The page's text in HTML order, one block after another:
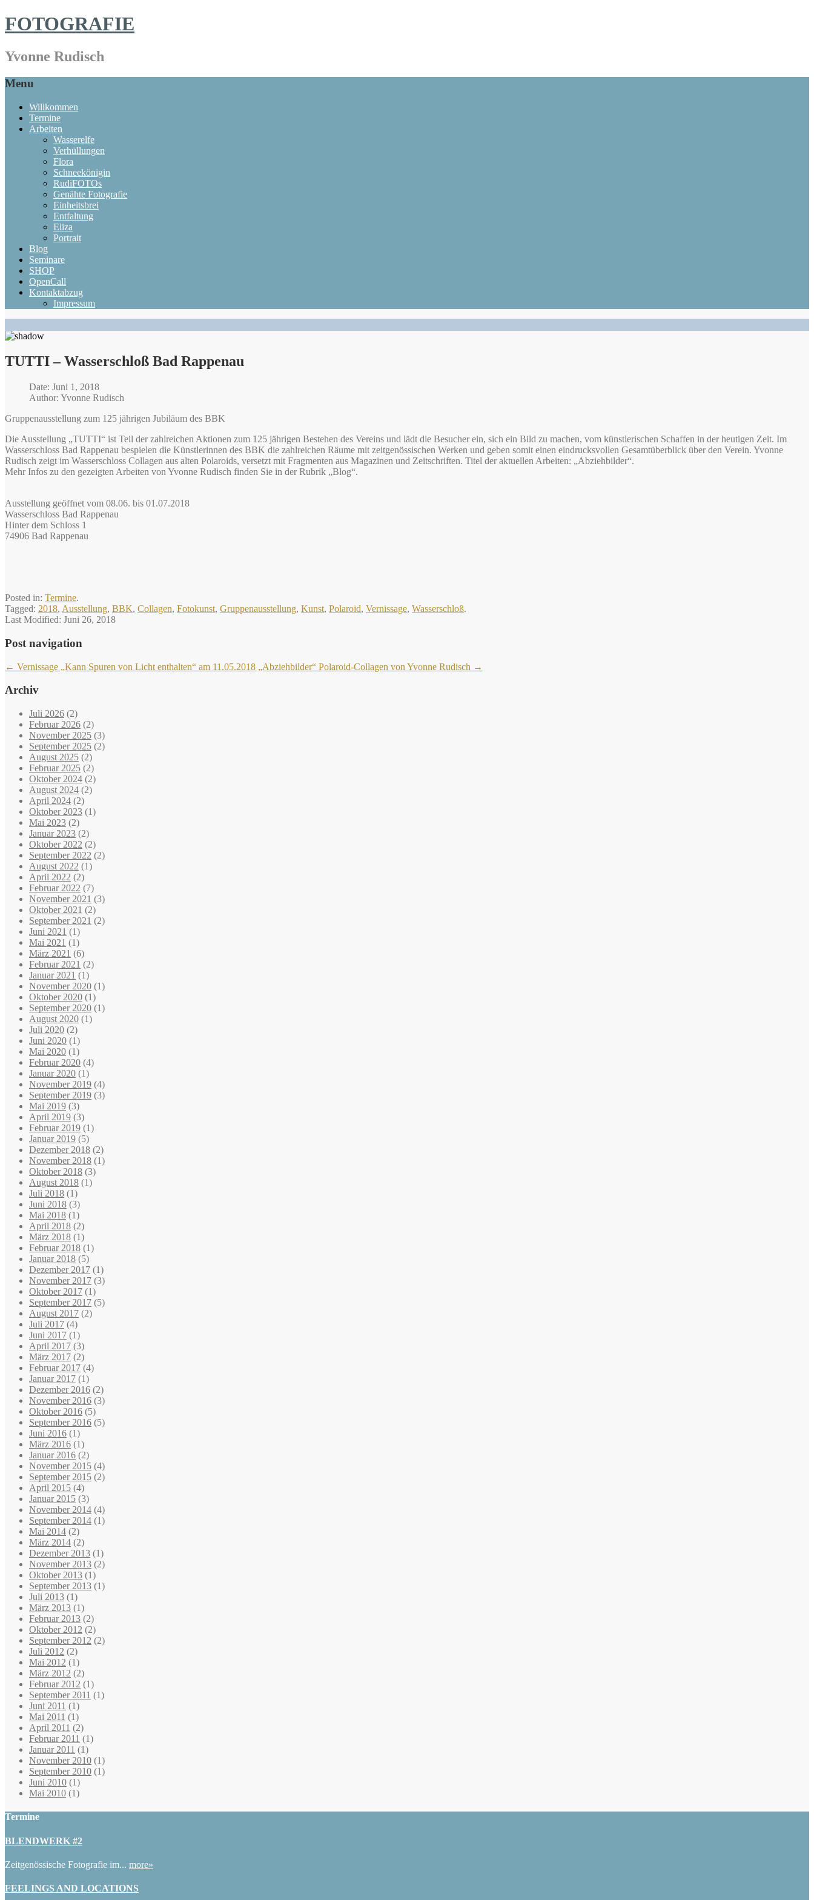
FOTOGRAFIE
Yvonne Rudisch
Menu
Willkommen
Termine
Arbeiten
Wasserelfe
Verhüllungen
Flora
Schneekönigin
RudiFOTOs
Genähte Fotografie
Einheitsbrei
Entfaltung
Eliza
Portrait
Blog
Seminare
SHOP
OpenCall
Kontaktabzug
Impressum
TUTTI – Wasserschloß Bad Rappenau
Date: Juni 1, 2018
Author: Yvonne Rudisch
Gruppenausstellung zum 125 jährigen Jubiläum des BBK
Die Ausstellung „TUTTI“ ist Teil der zahlreichen Aktionen zum 125 jährigen Bestehen des Vereins und lädt die Besucher ein, sich ein Bild zu machen, vom künstlerischen Schaffen in der heutigen Zeit. Im
Wasserschloss Bad Rappenau bespielen die Künstlerinnen des BBK die zahlreichen Räume mit zeitgenössischen Werken und geben somit einen eindrucksvollen Gesamtüberblick über den Verein. Yvonne
Rudisch zeigt im Wasserschloss Collagen aus alten Polaroids, versetzt mit Fragmenten aus Magazinen und Zeitschriften. Titel der aktuellen Arbeiten: „Abziehbilder“.
Mehr Infos zu den gezeigten Arbeiten von Yvonne Rudisch finden Sie in der Rubrik „Blog“.
Ausstellung geöffnet vom 08.06. bis 01.07.2018
Wasserschloss Bad Rappenau
Hinter dem Schloss 1
74906 Bad Rappenau
Posted in: Termine.
Tagged: 2018, Ausstellung, BBK, Collagen, Fotokunst, Gruppenausstellung, Kunst, Polaroid, Vernissage, Wasserschloß.
Last Modified: Juni 26, 2018
Post navigation
← Vernissage „Kann Spuren von Licht enthalten“ am 11.05.2018 „Abziehbilder“ Polaroid-Collagen von Yvonne Rudisch →
Archiv
Juli 2026 (2)
Februar 2026 (2)
November 2025 (3)
September 2025 (2)
August 2025 (2)
Februar 2025 (2)
Oktober 2024 (2)
August 2024 (2)
April 2024 (2)
Oktober 2023 (1)
Mai 2023 (2)
Januar 2023 (2)
Oktober 2022 (2)
September 2022 (2)
August 2022 (1)
April 2022 (2)
Februar 2022 (7)
November 2021 (3)
Oktober 2021 (2)
September 2021 (2)
Juni 2021 (1)
Mai 2021 (1)
März 2021 (6)
Februar 2021 (2)
Januar 2021 (1)
November 2020 (1)
Oktober 2020 (1)
September 2020 (1)
August 2020 (1)
Juli 2020 (2)
Juni 2020 (1)
Mai 2020 (1)
Februar 2020 (4)
Januar 2020 (1)
November 2019 (4)
September 2019 (3)
Mai 2019 (3)
April 2019 (3)
Februar 2019 (1)
Januar 2019 (5)
Dezember 2018 (2)
November 2018 (1)
Oktober 2018 (3)
August 2018 (1)
Juli 2018 (1)
Juni 2018 (3)
Mai 2018 (1)
April 2018 (2)
März 2018 (1)
Februar 2018 (1)
Januar 2018 (5)
Dezember 2017 (1)
November 2017 (3)
Oktober 2017 (1)
September 2017 (5)
August 2017 (2)
Juli 2017 (4)
Juni 2017 (1)
April 2017 (3)
März 2017 (2)
Februar 2017 (4)
Januar 2017 (1)
Dezember 2016 (2)
November 2016 (3)
Oktober 2016 (5)
September 2016 (5)
Juni 2016 (1)
März 2016 (1)
Januar 2016 (2)
November 2015 (4)
September 2015 (2)
April 2015 (4)
Januar 2015 (3)
November 2014 (4)
September 2014 (1)
Mai 2014 (2)
März 2014 (2)
Dezember 2013 (1)
November 2013 (2)
Oktober 2013 (1)
September 2013 (1)
Juli 2013 (1)
März 2013 (1)
Februar 2013 (2)
Oktober 2012 (2)
September 2012 (2)
Juli 2012 (2)
Mai 2012 (1)
März 2012 (2)
Februar 2012 (1)
September 2011 (1)
Juni 2011 (1)
Mai 2011 (1)
April 2011 (2)
Februar 2011 (1)
Januar 2011 (1)
November 2010 (1)
September 2010 (1)
Juni 2010 (1)
Mai 2010 (1)
Termine
BLENDWERK #2
Zeitgenössische Fotografie im... more»
FEELINGS AND LOCATIONS